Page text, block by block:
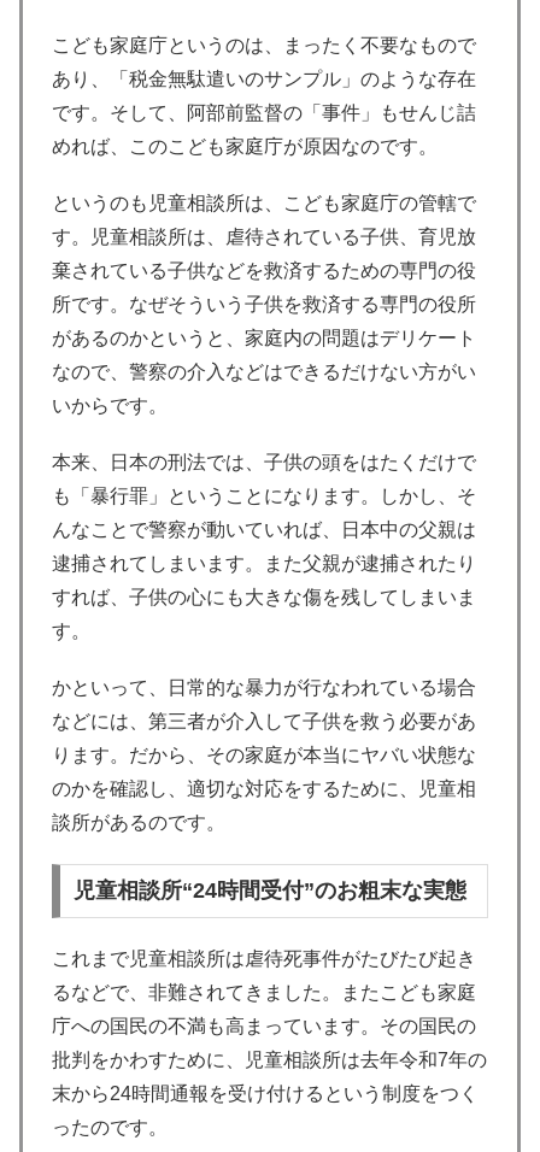
こども家庭庁というのは、まったく不要なもので
あり、「税金無駄遣いのサンプル」のような存在
です。そして、阿部前監督の「事件」もせんじ詰
めれば、このこども家庭庁が原因なのです。
というのも児童相談所は、こども家庭庁の管轄で
す。児童相談所は、虐待されている子供、育児放
棄されている子供などを救済するための専門の役
所です。なぜそういう子供を救済する専門の役所
があるのかというと、家庭内の問題はデリケート
なので、警察の介入などはできるだけない方がい
いからです。
本来、日本の刑法では、子供の頭をはたくだけで
も「暴行罪」ということになります。しかし、そ
んなことで警察が動いていれば、日本中の父親は
逮捕されてしまいます。また父親が逮捕されたり
すれば、子供の心にも大きな傷を残してしまいま
す。
かといって、日常的な暴力が行なわれている場合
などには、第三者が介入して子供を救う必要があ
ります。だから、その家庭が本当にヤバい状態な
のかを確認し、適切な対応をするために、児童相
談所があるのです。
児童相談所“24時間受付”のお粗末な実態
これまで児童相談所は虐待死事件がたびたび起き
るなどで、非難されてきました。またこども家庭
庁への国民の不満も高まっています。その国民の
批判をかわすために、児童相談所は去年令和7年の
末から24時間通報を受け付けるという制度をつく
ったのです。